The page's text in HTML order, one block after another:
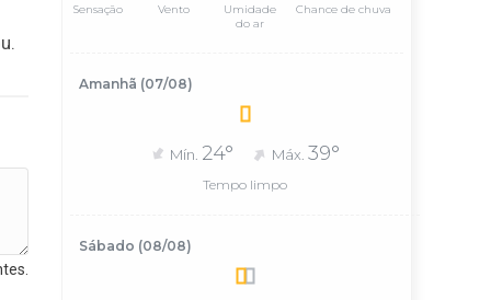
Sensação Vento
Umidade
do ar
Chance de chuva
Amanhã (07/08)
Mín. 24° Máx. 39°
Tempo limpo
Sábado (08/08)